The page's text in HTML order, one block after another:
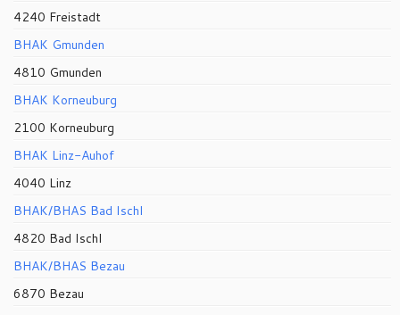
4240 Freistadt
BHAK Gmunden
4810 Gmunden
BHAK Korneuburg
2100 Korneuburg
BHAK Linz-Auhof
4040 Linz
BHAK/BHAS Bad Ischl
4820 Bad Ischl
BHAK/BHAS Bezau
6870 Bezau